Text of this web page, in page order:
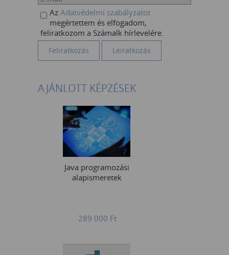
Az Adatvédelmi szabályzatot
megértettem és elfogadom,
feliratkozom a Számalk hírlevelére.
AJÁNLOTT KÉPZÉSEK
Java programozási
alapismeretek
289 000 Ft